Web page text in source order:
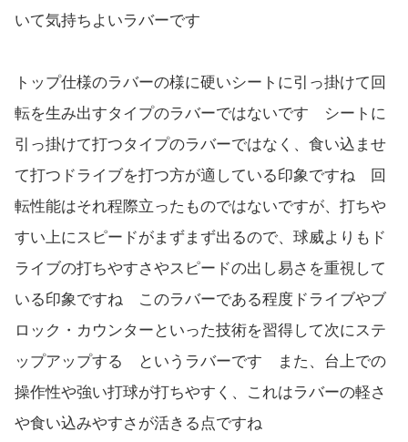
いて気持ちよいラバーです
トップ仕様のラバーの様に硬いシートに引っ掛けて回
転を生み出すタイプのラバーではないです シートに
引っ掛けて打つタイプのラバーではなく、食い込ませ
て打つドライブを打つ方が適している印象ですね 回
転性能はそれ程際立ったものではないですが、打ちや
すい上にスピードがまずまず出るので、球威よりもド
ライブの打ちやすさやスピードの出し易さを重視して
いる印象ですね このラバーである程度ドライブやブ
ロック・カウンターといった技術を習得して次にステ
ップアップする というラバーです また、台上での
操作性や強い打球が打ちやすく、これはラバーの軽さ
や食い込みやすさが活きる点ですね